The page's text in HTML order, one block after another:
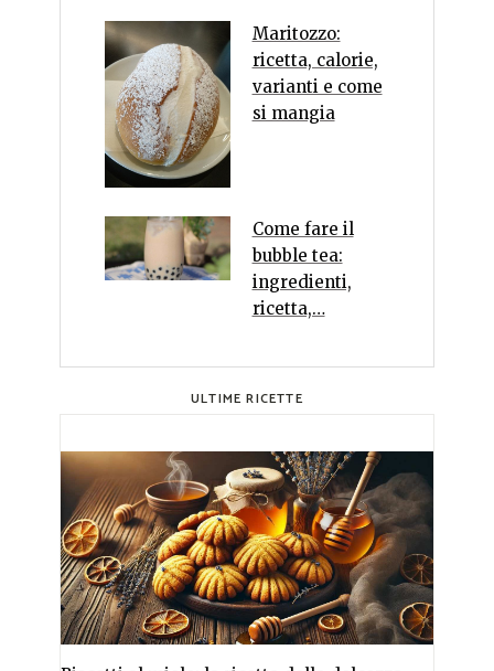
Maritozzo:
ricetta, calorie,
varianti e come
si mangia
Come fare il
bubble tea:
ingredienti,
ricetta,…
ULTIME RICETTE